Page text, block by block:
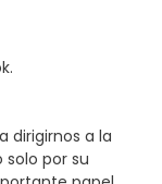
dirigirnos a la
por su